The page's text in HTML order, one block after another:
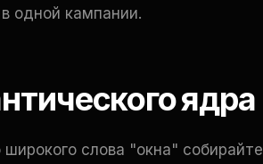
одной кампании.
ядра
слова "окна" собирайте